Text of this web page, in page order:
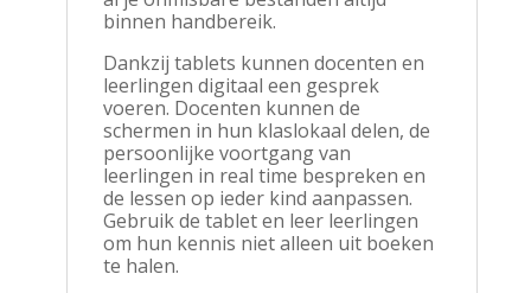
binnen handbereik.
Dankzij tablets kunnen docenten en
leerlingen digitaal een gesprek
voeren. Docenten kunnen de
schermen in hun klaslokaal delen, de
persoonlijke voortgang van
leerlingen in real time bespreken en
de lessen op ieder kind aanpassen.
Gebruik de tablet en leer leerlingen
om hun kennis niet alleen uit boeken
te halen.